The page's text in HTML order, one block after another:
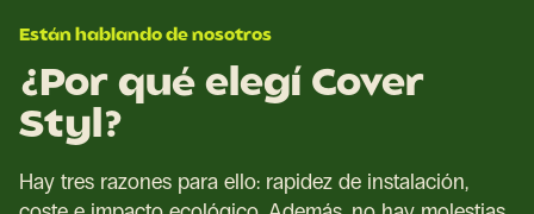
Están hablando de nosotros
¿Por qué elegí Cover
Styl?
Hay tres razones para ello: rapidez de instalación,